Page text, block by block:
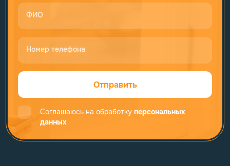
ФИО
Номер телефона
Отправить
Соглашаюсь на обработку персональных
данных